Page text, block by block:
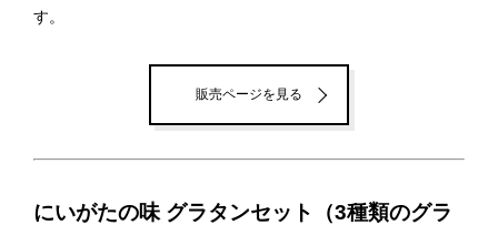
す。
販売ページを見る
にいがたの味 グラタンセット（3種類のグラ